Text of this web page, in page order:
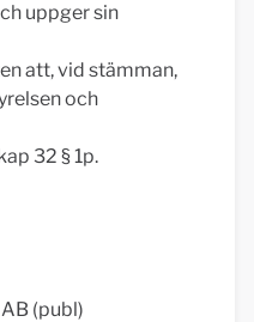
uppger sin
att, vid stämman,
och
32 § 1p.
(publ)